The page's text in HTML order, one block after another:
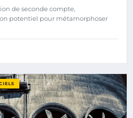
de seconde compte,
potentiel pour métamorphoser